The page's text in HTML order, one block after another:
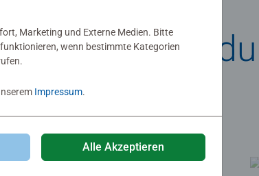
So nutzt du
Marketing und Externe Medien. Bitte
wenn bestimmte Kategorien
Impressum.
Alle Akzeptieren